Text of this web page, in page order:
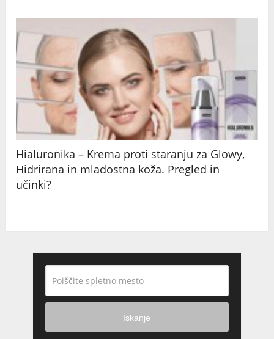
Hialuronika – Krema proti staranju za Glowy,
Hidrirana in mladostna koža. Pregled in
učinki?
Iskanje